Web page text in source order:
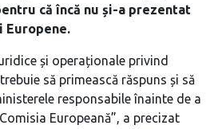
că încă nu și-a prezentat
Europene.
și operaționale privind
să primească răspuns și să
responsabile înainte de a
Europeană”, a precizat